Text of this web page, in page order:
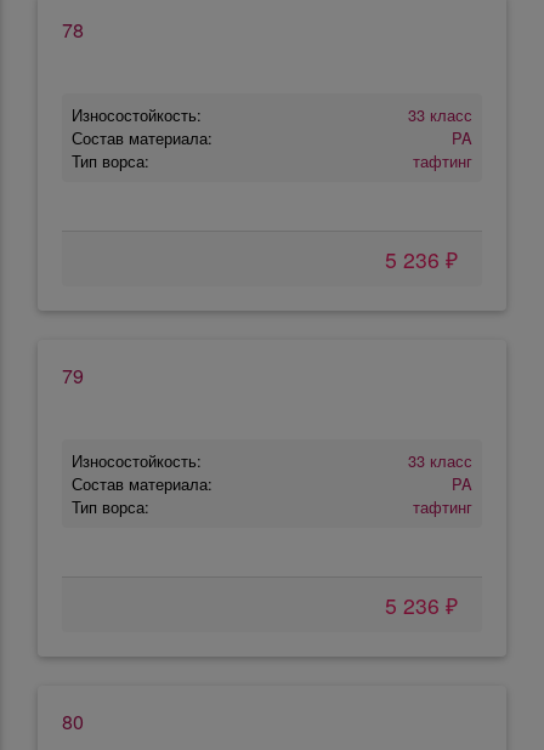
78
Износостойкость:
33 класс
Состав материала:
PA
Тип ворса:
тафтинг
5 236 ₽
79
Износостойкость:
33 класс
Состав материала:
PA
Тип ворса:
тафтинг
5 236 ₽
80